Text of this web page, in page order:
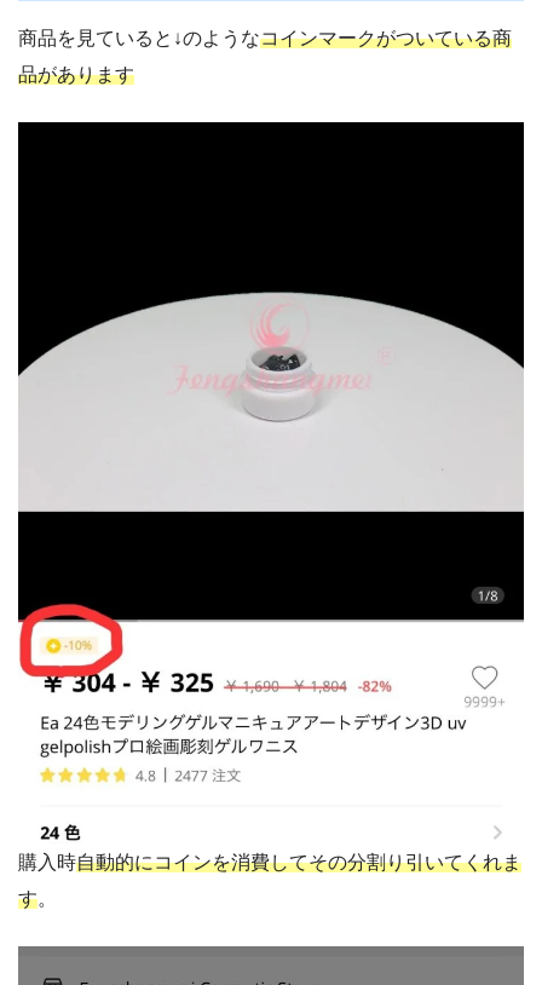
商品を見ていると↓のようなコインマークがついている商
品があります
購入時自動的にコインを消費してその分割り引いてくれま
す。